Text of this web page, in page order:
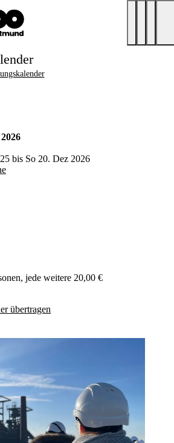
bis So 20. Dez 2026
jede weitere 20,00 €
übertragen